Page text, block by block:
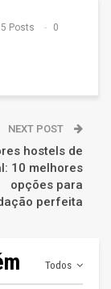
Posts 0
NEXT POST
hostels de
10 melhores
opções para
perfeita
Todos